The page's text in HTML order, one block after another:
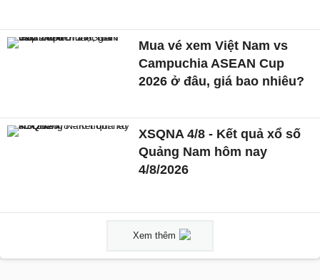
Mua vé xem Việt Nam vs
Campuchia ASEAN Cup
2026 ở đâu, giá bao nhiêu?
XSQNA 4/8 - Kết quả xổ số
Quảng Nam hôm nay
4/8/2026
Xem thêm